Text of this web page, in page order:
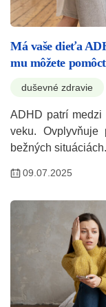
Má vaše dieťa
mu môžete
duševné zdravie
ADHD patrí medzi
veku. Ovplyvňuje
bežných
09.07.2025